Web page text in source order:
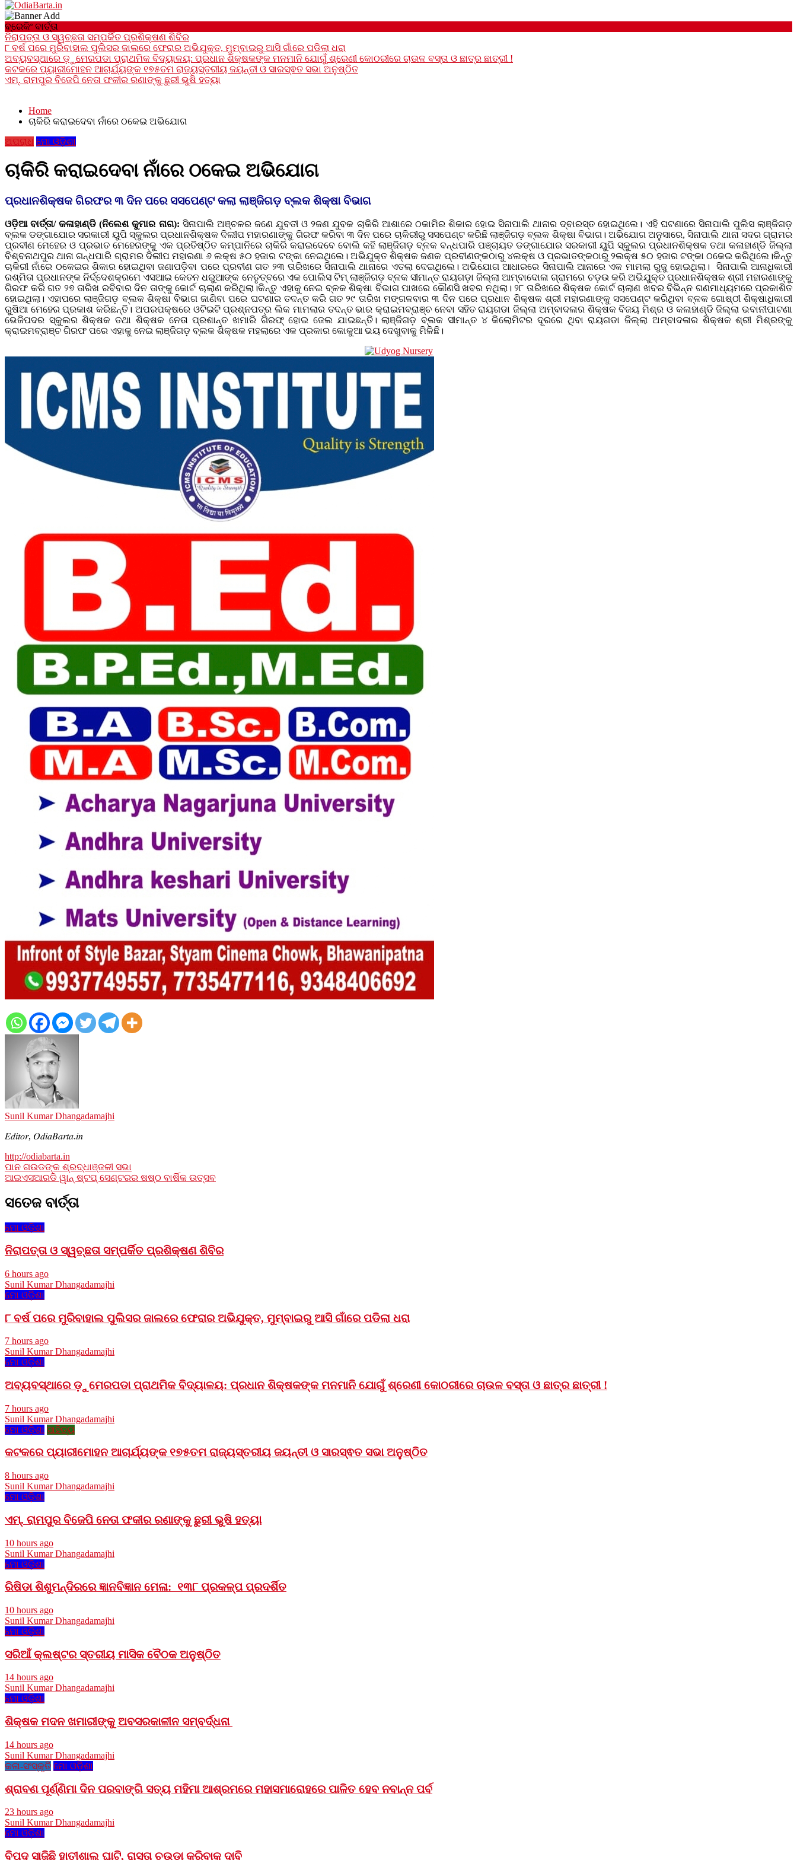
OdiaBarta.in
24x7News&Views
ବ୍ରେକିଂ ବାର୍ତ୍ତା
ନିରାପତ୍ତା ଓ ସ୍ୱଚ୍ଛତା ସମ୍ପର୍କିତ ପ୍ରଶିକ୍ଷଣ ଶିବିର
୮ ବର୍ଷ ପରେ ମୁରିବାହାଲ ପୁଲିସର ଜାଲରେ ଫେରାର ଅଭିଯୁକ୍ତ, ମୁମ୍ବାଇରୁ ଆସି ଗାଁରେ ପଡିଲା ଧରା
ଅବ୍ୟବସ୍ଥାରେ ଡ଼ୁମେରପଡା ପ୍ରାଥମିକ ବିଦ୍ୟାଳୟ: ପ୍ରଧାନ ଶିକ୍ଷକଙ୍କ ମନମାନି ଯୋଗୁଁ ଶ୍ରେଣୀ କୋଠରୀରେ ଚାଉଳ ବସ୍ତା ଓ ଛାତ୍ର ଛାତ୍ରୀ !
କଟକରେ ପ୍ୟାରୀମୋହନ ଆଚାର୍ଯ୍ୟଙ୍କ ୧୭୫ତମ ରାଜ୍ୟସ୍ତରୀୟ ଜୟନ୍ତୀ ଓ ସାରସ୍ଵତ ସଭା ଅନୁଷ୍ଠିତ
ଏମ୍. ରାମପୁର ବିଜେପି ନେତା ଫକୀର ରଣାଙ୍କୁ ଛୁରୀ ଭୁଷି ହତ୍ୟା
Home
ଚାକିରି କରାଇଦେବା ନାଁରେ ଠକେଇ ଅଭିଯୋଗ
ଅପରାଧ ମୋ ଓଡ଼ିଶା
ଚାକିରି କରାଇଦେବା ନାଁରେ ଠକେଇ ଅଭିଯୋଗ
ପ୍ରଧାନଶିକ୍ଷକ ଗିରଫର ୩ ଦିନ ପରେ ସସପେଣ୍ଟ କଲା ଲାଞ୍ଜିଗଡ଼ ବ୍ଲକ ଶିକ୍ଷା ବିଭାଗ
ଓଡ଼ିଆ ବାର୍ତ୍ତା/ କଳାହାଣ୍ଡି (ନିଲେଶ କୁମାର ନାଗ): ସିନାପାଲି ଅଞ୍ଚଳର ଜଣେ ଯୁବତୀ ଓ ୨ଜଣ ଯୁବକ ଚାକିରି ଆଶାରେ ଠକାମିର ଶିକାର ହୋଇ ସିନାପାଲି ଥାନାର ଦ୍ବାରସ୍ତ ହୋଇଥିଲେ। ଏହି ଘଟଣାରେ ସିନାପାଲି ପୁଲିସ ଲାଞ୍ଜିଗଡ଼
ବ୍ଲକ ଡଙ୍ଗାଯୋର ସରକାରୀ ୟୁପି ସ୍କୁଲର ପ୍ରଧାନଶିକ୍ଷକ ଦିଲୀପ ମହାରଣାଙ୍କୁ ଗିରଫ କରିବା ୩ ଦିନ ପରେ ଚାକିରୀରୁ ସସପେଣ୍ଟ କରିଛି ଲାଞ୍ଜିଗଡ଼ ବ୍ଲକ ଶିକ୍ଷା ବିଭାଗ। ଅଭିଯୋଗ ଅନୁସାରେ, ସିନାପାଲି ଥାନା ସଦର ଗ୍ରାମର
ପ୍ରବୀଣ ମେହେର ଓ ପ୍ରଭାତ ମେହେରଙ୍କୁ ଏକ ପ୍ରତିଷ୍ଠିତ କମ୍ପାନିରେ ଚାକିରି କରାଇଦେବେ ବୋଲି କହି ଲାଞ୍ଜିଗଡ଼ ବ୍ଳକ ବନ୍ଧପାରି ପଞ୍ଚାୟତ ଡଙ୍ଗାଯୋର ସରକାରୀ ୟୁପି ସ୍କୁଲର ପ୍ରଧାନଶିକ୍ଷକ ତଥା କଳାହାଣ୍ଡି ଜିଲ୍ଲା
ବିଶ୍ବନାଥପୁର ଥାନା ଗନ୍ଧପାରି ଗ୍ରାମର ଦିଲୀପ ମହାରଣା ୬ ଲକ୍ଷ ୫୦ ହଜାର ଟଙ୍କା ନେଇଥିଲେ। ଅଭିଯୁକ୍ତ ଶିକ୍ଷକ ଜଣକ ପ୍ରବୀଣଙ୍କଠାରୁ ୪ଲକ୍ଷ ଓ ପ୍ରଭାତଙ୍କଠାରୁ ୨ଲକ୍ଷ ୫୦ ହଜାର ଟଙ୍କା ଠକେଇ କରିଥିଲେ।କିନ୍ତୁ
ଚାକିରୀ ନାଁରେ ଠକେଇର ଶିକାର ହୋଇଥିବା ଜଣାପଡ଼ିବା ପରେ ପ୍ରବୀଣ ଗତ ୨୩ ତାରିଖରେ ସିନାପାଲି ଥାନାରେ ଏତଲା ଦେଇଥିଲେ। ଅଭିଯୋଗ ଆଧାରରେ ସିନାପାଲି ଆନାରେ ଏକ ମାମଲା ରୁଜୁ ହୋଇଥିଲା। ସିନାପାଲି ଆନାଧିକାରୀ
ରଶ୍ମିତା ପ୍ରଧାନଙ୍କ ନିର୍ଦ୍ଦେଶକ୍ରମେ ଏସଆଇ କେତନ ଧରୁଆଙ୍କ ନେତୃତ୍ବରେ ଏକ ପୋଲିସ ଟିମ୍ ଲାଞ୍ଜିଗଡ଼ ବ୍ଳକ ସୀମାନ୍ତ ରାୟଗଡ଼ା ଜିଲ୍ଲା ଆମ୍ବାଦୋଳା ଗ୍ରାମରେ ଚଡ଼ଉ କରି ଅଭିଯୁକ୍ତ ପ୍ରଧାନଶିକ୍ଷକ ଶ୍ରୀ ମହାରଣାଙ୍କୁ
ଗିରଫ କରି ଗତ ୨୭ ତାରିଖ ରବିବାର ଦିନ ତାଙ୍କୁ କୋର୍ଟ ଚାଲାଣ କରିଥିଲା।କିନ୍ତୁ ଏହାକୁ ନେଇ ବ୍ଳକ ଶିକ୍ଷା ବିଭାଗ ପାଖରେ କୌଣସି ଖବର ନଥିଲା। ୨୮ ତାରିଖରେ ଶିକ୍ଷକ କୋର୍ଟ ଚାଲାଣ ଖବର ବିଭିନ୍ନ ଗଣମାଧ୍ୟମରେ ପ୍ରକାଶିତ
ହୋଇଥିଲା। ଏହାପରେ ଲାଞ୍ଜିଗଡ଼ ବ୍ଲକ ଶିକ୍ଷା ବିଭାଗ ଜାଣିବା ପରେ ଘଟଣାର ତଦନ୍ତ କରି ଗତ ୨୯ ତାରିଖ ମଙ୍ଗଳବାର ୩ ଦିନ ପରେ ପ୍ରଧାନ ଶିକ୍ଷକ ଶ୍ରୀ ମହାରଣାଙ୍କୁ ସସପେଣ୍ଟ କରିଥିବା ବ୍ଳକ ଗୋଷ୍ଠୀ ଶିକ୍ଷାଧିକାରୀ
ରୁଷିଆ ମେହେର ପ୍ରକାଶ କରିଛନ୍ତି। ଅପରପକ୍ଷରେ ଓଟିଇଟି ପ୍ରଶ୍ନପତ୍ର ଲିକ ମାମଲାର ତଦନ୍ତ ଭାର କ୍ରାଇମବ୍ରାଞ୍ଚ ନେବା ସହିତ ରାୟଗଡା ଜିଲ୍ଲା ଅମ୍ବାଦଳାର ଶିକ୍ଷକ ବିଜୟ ମିଶ୍ର ଓ କଳାହାଣ୍ଡି ଜିଲ୍ଲା ଭବାନୀପାଟଣା
ଭେଜିପଦର ସ୍କୁଲର ଶିକ୍ଷକ ତଥା ଶିକ୍ଷକ ନେତା ପ୍ରଶାନ୍ତ ଖମାରି ଗିରଫ୍ ହୋଇ ଜେଲ ଯାଇଛନ୍ତି। ଲାଞ୍ଜିଗଡ଼ ବ୍ଲକ ସୀମାନ୍ତ ୪ କିଲୋମିଟର ଦୂରରେ ଥିବା ରାୟଗଡା ଜିଲ୍ଲା ଅମ୍ବାଦଳାର ଶିକ୍ଷକ ଶ୍ରୀ ମିଶ୍ରଙ୍କୁ
କ୍ରାଇମବ୍ରାଞ୍ଚ ଗିରଫ ପରେ ଏହାକୁ ନେଇ ଲାଞ୍ଜିଗଡ଼ ବ୍ଲକ ଶିକ୍ଷକ ମହଲାରେ ଏକ ପ୍ରକାର କୋକୁଆ ଭୟ ଦେଖୁବାକୁ ମିଳିଛି।
Sunil Kumar Dhangadamajhi
𝐸𝑑𝑖𝑡𝑜𝑟, 𝑂𝑑𝑖𝑎𝐵𝑎𝑟𝑡𝑎.𝑖𝑛
http://odiabarta.in
Post
navigation
ପାନ ଗଉଡଙ୍କ ଶ୍ରଦ୍ଧାଞ୍ଜଳୀ ସଭା
ଆଇଏସଆରଡି ୱାନ୍ ଷ୍ଟପ୍ ସେଣ୍ଟରର ଷଷ୍ଠ ବାର୍ଷିକ ଉତ୍ସବ
ସତେଜ ବାର୍ତ୍ତା
ମୋ ଓଡ଼ିଶା
ନିରାପତ୍ତା ଓ ସ୍ୱଚ୍ଛତା ସମ୍ପର୍କିତ ପ୍ରଶିକ୍ଷଣ ଶିବିର
6 hours ago
Sunil Kumar Dhangadamajhi
ମୋ ଓଡ଼ିଶା
୮ ବର୍ଷ ପରେ ମୁରିବାହାଲ ପୁଲିସର ଜାଲରେ ଫେରାର ଅଭିଯୁକ୍ତ, ମୁମ୍ବାଇରୁ ଆସି ଗାଁରେ ପଡିଲା ଧରା
7 hours ago
Sunil Kumar Dhangadamajhi
ମୋ ଓଡ଼ିଶା
ଅବ୍ୟବସ୍ଥାରେ ଡ଼ୁମେରପଡା ପ୍ରାଥମିକ ବିଦ୍ୟାଳୟ: ପ୍ରଧାନ ଶିକ୍ଷକଙ୍କ ମନମାନି ଯୋଗୁଁ ଶ୍ରେଣୀ କୋଠରୀରେ ଚାଉଳ ବସ୍ତା ଓ ଛାତ୍ର ଛାତ୍ରୀ !
7 hours ago
Sunil Kumar Dhangadamajhi
ମୋ ଓଡ଼ିଶା ସାହିତ୍ୟ
କଟକରେ ପ୍ୟାରୀମୋହନ ଆଚାର୍ଯ୍ୟଙ୍କ ୧୭୫ତମ ରାଜ୍ୟସ୍ତରୀୟ ଜୟନ୍ତୀ ଓ ସାରସ୍ଵତ ସଭା ଅନୁଷ୍ଠିତ
8 hours ago
Sunil Kumar Dhangadamajhi
ମୋ ଓଡ଼ିଶା
ଏମ୍. ରାମପୁର ବିଜେପି ନେତା ଫକୀର ରଣାଙ୍କୁ ଛୁରୀ ଭୁଷି ହତ୍ୟା
10 hours ago
Sunil Kumar Dhangadamajhi
ମୋ ଓଡ଼ିଶା
ରିଷିଡା ଶିଶୁମନ୍ଦିରରେ ଜ୍ଞାନବିଜ୍ଞାନ ମେଳା: ୧୩୮ ପ୍ରକଳ୍ପ ପ୍ରଦର୍ଶିତ
10 hours ago
Sunil Kumar Dhangadamajhi
ମୋ ଓଡ଼ିଶା
ସରିଆଁ କ୍ଲଷ୍ଟର ସ୍ତରୀୟ ମାସିକ ବୈଠକ ଅନୁଷ୍ଠିତ
14 hours ago
Sunil Kumar Dhangadamajhi
ମୋ ଓଡ଼ିଶା
ଶିକ୍ଷକ ମଦନ ଖମାରୀଙ୍କୁ ଅବସରକାଳୀନ ସମ୍ବର୍ଦ୍ଧନା
14 hours ago
Sunil Kumar Dhangadamajhi
କଳା-ସଂସ୍କୃତି ମୋ ଓଡ଼ିଶା
ଶ୍ରାବଣ ପୂର୍ଣ୍ଣିମା ଦିନ ପରବାଙ୍ଗି ସତ୍ୟ ମହିମା ଆଶ୍ରମରେ ମହାସମାରୋହରେ ପାଳିତ ହେବ ନବାନ୍ନ ପର୍ବ
23 hours ago
Sunil Kumar Dhangadamajhi
ମୋ ଓଡ଼ିଶା
ବିପଦ ସାଜିଛି ହାତୀଶାଲ ଘାଟି, ରାସ୍ତା ଚଉଡ଼ା କରିବାକୁ ଦାବି